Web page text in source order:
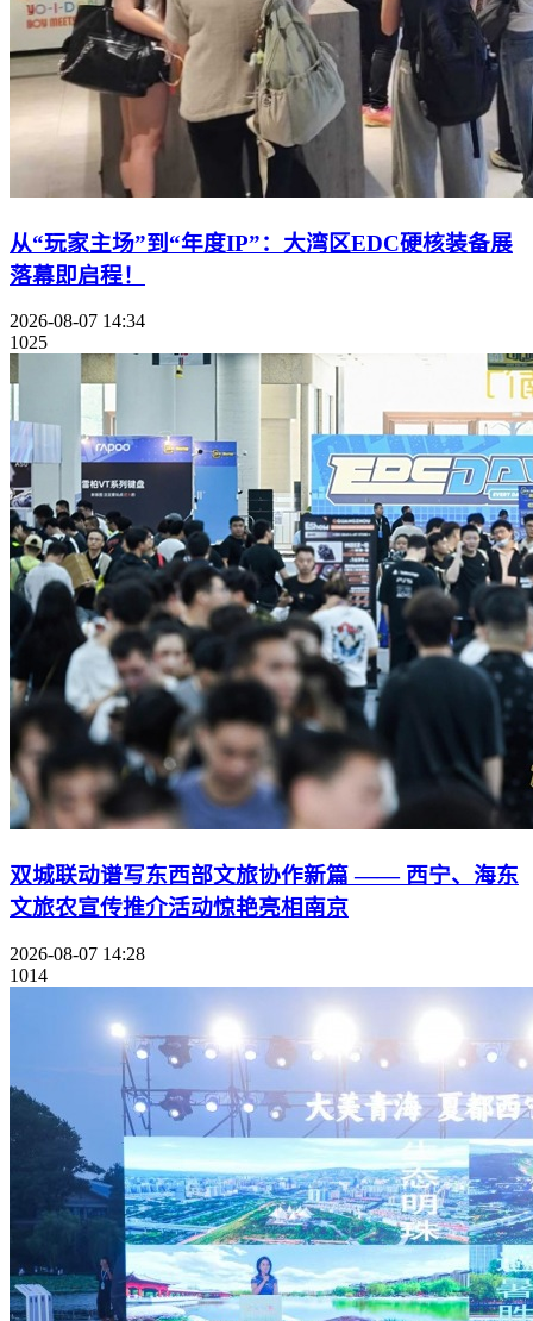
从“玩家主场”到“年度IP”：大湾区EDC硬核装备展
落幕即启程！
2026-08-07 14:34
1025
双城联动谱写东西部文旅协作新篇 —— 西宁、海东
文旅农宣传推介活动惊艳亮相南京
2026-08-07 14:28
1014